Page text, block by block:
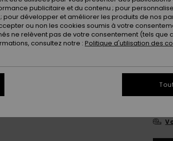
2
publicitaire et du contenu ; pour
pour développer et améliorer les produits de nos
ou non les cookies soumis à votre
ne relèvent pas de votre consentement (tels que
consultez notre : Politique d'utilisation des